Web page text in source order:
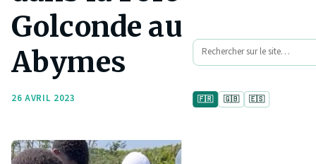
🇫🇷 🇬🇧 🇪🇸
Golconde aux
Abymes
26 AVRIL 2023